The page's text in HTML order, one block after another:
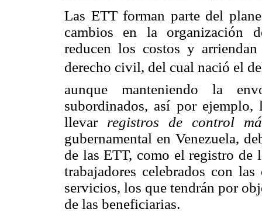
Las ETT forman parte del
cambios en la organización
reducen los costos y
derecho civil, del cual nació el
aunque manteniendo la
subordinados, así por
llevar registros de control
gubernamental en Venezuela,
de las ETT, como el registro de
trabajadores celebrados con
servicios, los que tendrán por
de las beneficiarias.